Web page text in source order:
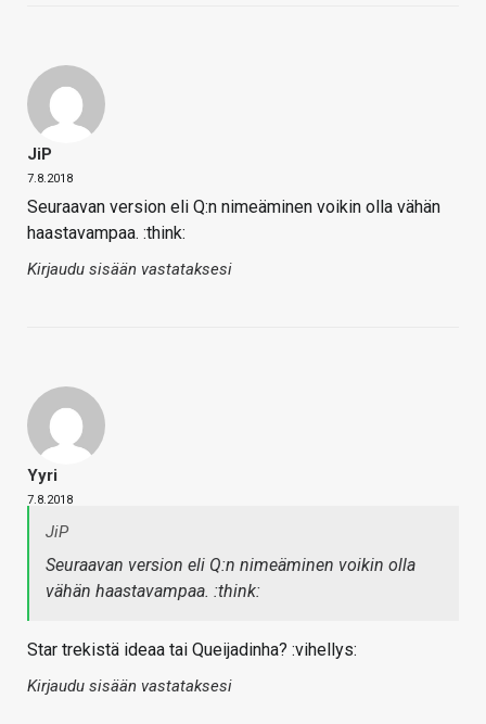
JiP
7.8.2018
Seuraavan version eli Q:n nimeäminen voikin olla vähän
haastavampaa. :think:
Kirjaudu sisään vastataksesi
Yyri
7.8.2018
JiP
Seuraavan version eli Q:n nimeäminen voikin olla
vähän haastavampaa. :think:
Star trekistä ideaa tai Queijadinha? :vihellys:
Kirjaudu sisään vastataksesi